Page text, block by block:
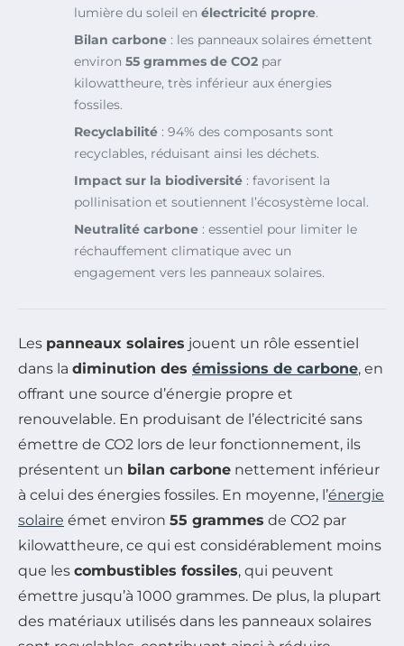
lumière du soleil en électricité propre.
Bilan carbone : les panneaux solaires émettent
environ 55 grammes de CO2 par
kilowattheure, très inférieur aux énergies
fossiles.
Recyclabilité : 94% des composants sont
recyclables, réduisant ainsi les déchets.
Impact sur la biodiversité : favorisent la
pollinisation et soutiennent l’écosystème local.
Neutralité carbone : essentiel pour limiter le
réchauffement climatique avec un
engagement vers les panneaux solaires.
Les panneaux solaires jouent un rôle essentiel
dans la diminution des émissions de carbone, en
offrant une source d’énergie propre et
renouvelable. En produisant de l’électricité sans
émettre de CO2 lors de leur fonctionnement, ils
présentent un bilan carbone nettement inférieur
à celui des énergies fossiles. En moyenne, l’énergie
solaire émet environ 55 grammes de CO2 par
kilowattheure, ce qui est considérablement moins
que les combustibles fossiles, qui peuvent
émettre jusqu’à 1000 grammes. De plus, la plupart
des matériaux utilisés dans les panneaux solaires